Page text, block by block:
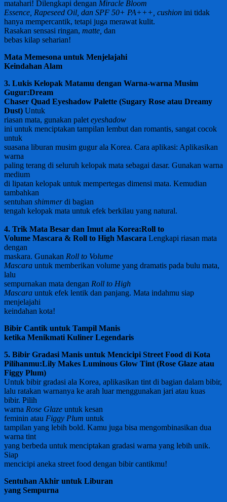
matahari! Dilengkapi dengan Miracle Bloom
Essence, Rapeseed Oil, dan SPF 50+ PA+++, cushion ini tidak
hanya mempercantik, tetapi juga merawat kulit.
Rasakan sensasi ringan, matte, dan
bebas kilap seharian!
Mata Memesona untuk Menjelajahi
Keindahan Alam
3. Lukis Kelopak Matamu dengan Warna-warna Musim
Gugur:Dream
Chaser Quad Eyeshadow Palette (Sugary Rose atau Dreamy
Dust) Untuk
riasan mata, gunakan palet eyeshadow
ini untuk menciptakan tampilan lembut dan romantis, sangat cocok
untuk
suasana liburan musim gugur ala Korea. Cara aplikasi: Aplikasikan
warna
paling terang di seluruh kelopak mata sebagai dasar. Gunakan warna
medium
di lipatan kelopak untuk mempertegas dimensi mata. Kemudian
tambahkan
sentuhan shimmerdi bagian
tengah kelopak mata untuk efek berkilau yang natural.
4. Trik Mata Besar dan Imut ala Korea:Roll to
Volume Mascara & Roll to High Mascara Lengkapi riasan mata
dengan
maskara. Gunakan Roll to Volume
Mascara untuk memberikan volume yang dramatis pada bulu mata,
lalu
sempurnakan mata dengan Roll to High
Mascara untuk efek lentik dan panjang. Mata indahmu siap
menjelajahi
keindahan kota!
Bibir Cantik untuk Tampil Manis
ketika Menikmati Kuliner Legendaris
5. Bibir Gradasi Manis untuk Mencicipi Street Food di Kota
Pilihanmu:Lily Makes Luminous Glow Tint (Rose Glaze atau
Figgy Plum)
Untuk bibir gradasi ala Korea, aplikasikan tint di bagian dalam bibir,
lalu ratakan warnanya ke arah luar menggunakan jari atau kuas
bibir. Pilih
warna Rose Glaze untuk kesan
feminin atau Figgy Plum untuk
tampilan yang lebih bold. Kamu juga bisa mengombinasikan dua
warna tint
yang berbeda untuk menciptakan gradasi warna yang lebih unik.
Siap
mencicipi aneka street food dengan bibir cantikmu!
Sentuhan Akhir untuk Liburan
yang Sempurna